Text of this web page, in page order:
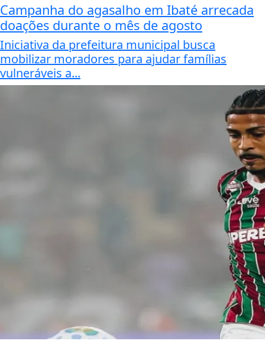
Campanha do agasalho em Ibaté arrecada
doações durante o mês de agosto
Iniciativa da prefeitura municipal busca
mobilizar moradores para ajudar famílias
vulneráveis a...